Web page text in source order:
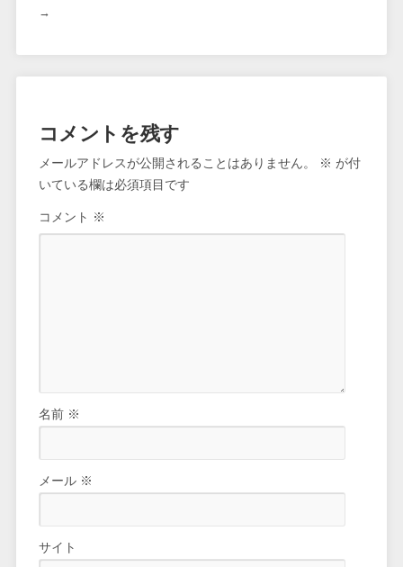
→
コメントを残す
メールアドレスが公開されることはありません。 ※ が付
いている欄は必須項目です
コメント ※
名前 ※
メール ※
サイト